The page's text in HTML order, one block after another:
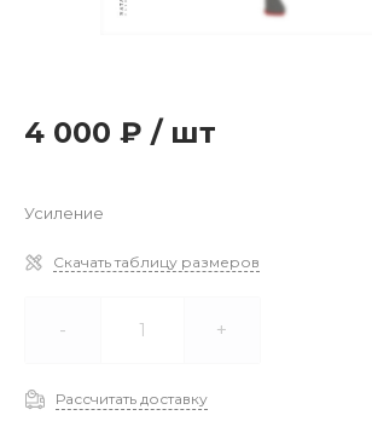
4 000 ₽ / шт
Усиление
Скачать таблицу размеров
- +
Рассчитать доставку